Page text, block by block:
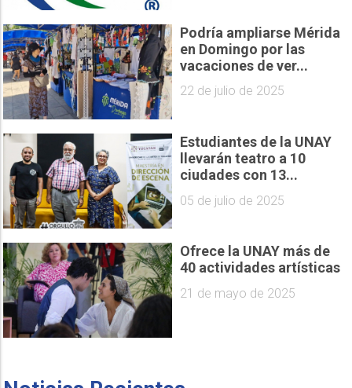
Podría ampliarse Mérida
en Domingo por las
vacaciones de ver...
22 de julio de 2025
Estudiantes de la UNAY
llevarán teatro a 10
ciudades con 13...
05 de julio de 2025
Ofrece la UNAY más de
40 actividades artísticas
21 de mayo de 2025